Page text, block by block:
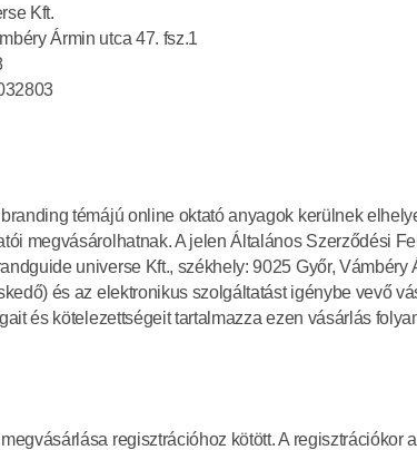
Kft.
Ármin utca 47. fsz.1
témájú online oktató anyagok kerülnek
megvásárolhatnak. A jelen Általános Szerződési
universe Kft., székhely: 9025 Győr, Vámbéry
és az elektronikus szolgáltatást igénybe vevő
és kötelezettségeit tartalmazza ezen vásárlás
regisztrációhoz kötött. A regisztrációkor